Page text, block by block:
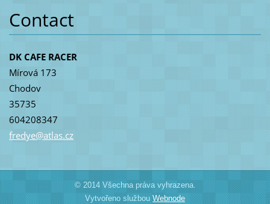
Contact
DK CAFE RACER
Mírová 173
Chodov
35735
604208347
fredye@atlas.cz
© 2014 Všechna práva vyhrazena.
Vytvořeno službou Webnode